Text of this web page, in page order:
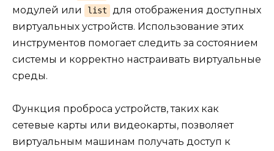
модулей или
list
для отображения доступных
виртуальных устройств. Использование этих
инструментов помогает следить за состоянием
системы и корректно настраивать виртуальные
среды.
Функция проброса устройств, таких как
сетевые карты или видеокарты, позволяет
виртуальным машинам получать доступ к